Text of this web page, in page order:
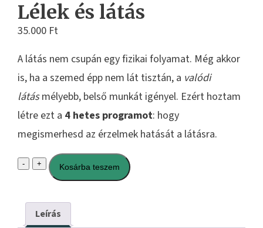
Lélek és látás
35.000 Ft
A látás nem csupán egy fizikai folyamat. Még akkor
is, ha a szemed épp nem lát tisztán, a valódi
látásmélyebb, belső munkát igényel. Ezért hoztam
létre ezt a 4 hetes programot: hogy
megismerhesd az érzelmek hatását a látásra.
-
Lélek
látás
mennyiség
+ Kosárba teszem
Leírás